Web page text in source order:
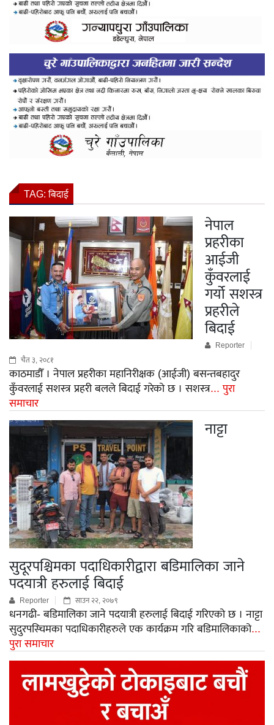
TAG:बिदाई
नेपाल
प्रहरीका
आईजी
कुँवरलाई
गर्यो सशस्त्र
प्रहरीले
बिदाई
Reporter
चैत ३, २०८१
काठमाडौँ । नेपाल प्रहरीका महानिरीक्षक (आईजी) बसन्तबहादुर
कुँवरलाई सशस्त्र प्रहरी बलले बिदाई गरेको छ । सशस्त्र... पुरा
समाचार
नाट्टा
सुदूरपश्चिमका पदाधिकारीद्वारा बडिमालिका जाने
पदयात्री हरुलाई बिदाई
Reporter साउन २२, २०७९
धनगढी- बडिमालिका जाने पदयात्री हरुलाई बिदाई गरिएको छ । नाट्टा
सुदुरपस्चिमका पदाधिकारीहरुले एक कार्यक्रम गरि बडिमालिकाको...
पुरा समाचार